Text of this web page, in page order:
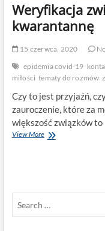
Weryfikacja
kwarantannę
15 czerwca, 2020
epidemia covid-19
miłości tematy do rozmów
Czy to jest przyjaźń,
zauroczenie, które za
większość związków
View MoreWeryfikacja